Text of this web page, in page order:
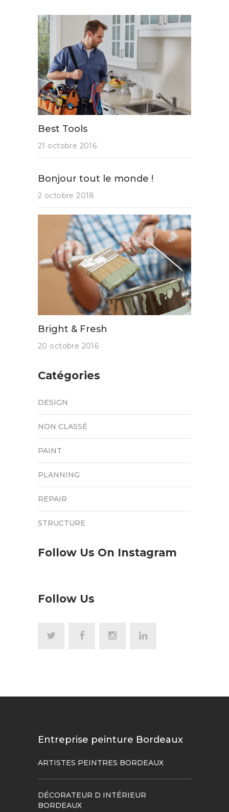
Best Tools
21 octobre 2016
Bonjour tout le monde !
2 octobre 2018
Bright & Fresh
20 octobre 2016
Catégories
DESIGN
NON CLASSÉ
PAINT
PLANNING
REPAIR
STRUCTURE
Follow Us On Instagram
Follow Us
Entreprise peinture Bordeaux
ARTISTES PEINTRES BORDEAUX
DÉCORATEUR D INTÉRIEUR
BORDEAUX